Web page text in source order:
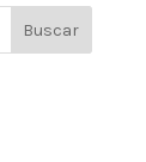
Buscar